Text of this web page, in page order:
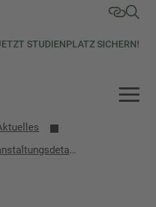
STUDIENPLATZ SICHERN!
Veranstaltungsdetails